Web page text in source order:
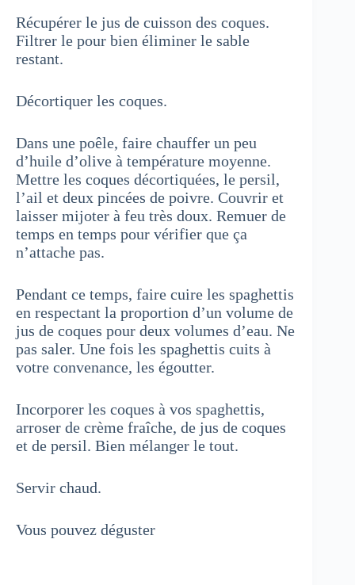
Récupérer le jus de cuisson des coques.
Filtrer le pour bien éliminer le sable
restant.
Décortiquer les coques.
Dans une poêle, faire chauffer un peu
d’huile d’olive à température moyenne.
Mettre les coques décortiquées, le persil,
l’ail et deux pincées de poivre. Couvrir et
laisser mijoter à feu très doux. Remuer de
temps en temps pour vérifier que ça
n’attache pas.
Pendant ce temps, faire cuire les spaghettis
en respectant la proportion d’un volume de
jus de coques pour deux volumes d’eau. Ne
pas saler. Une fois les spaghettis cuits à
votre convenance, les égoutter.
Incorporer les coques à vos spaghettis,
arroser de crème fraîche, de jus de coques
et de persil. Bien mélanger le tout.
Servir chaud.
Vous pouvez déguster